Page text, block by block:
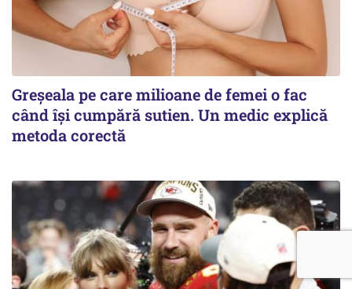
Greșeala pe care milioane de femei o fac
când își cumpără sutien. Un medic explică
metoda corectă